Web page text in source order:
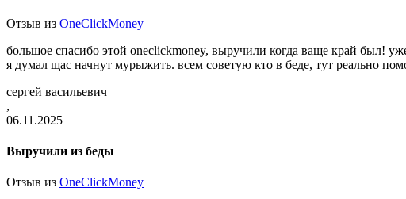
Отзыв из OneClickMoney
большое спасибо этой oneclickmoney, выручили когда ваще край был!
я думал щас начнут мурыжить. всем советую кто в беде, тут реально
сергей васильевич
,
06.11.2025
Выручили из беды
Отзыв из OneClickMoney